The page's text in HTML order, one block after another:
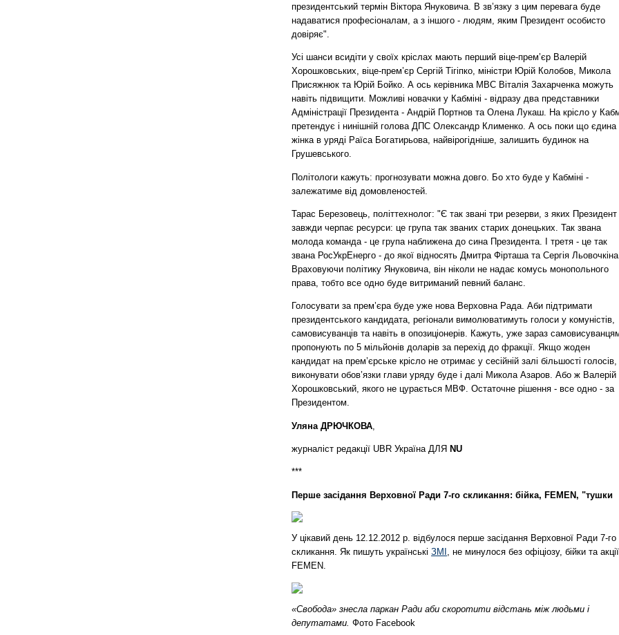
президентський термін Віктора Януковича. В зв’язку з цим перевага буде
надаватися професіоналам, а з іншого - людям, яким Президент особисто
довіряє".
Усі шанси всидіти у своїх кріслах мають перший віце-прем’єр Валерій
Хорошковських, віце-прем’єр Сергій Тігіпко, міністри Юрій Колобов, Микола
Присяжнюк та Юрій Бойко. А ось керівника МВС Віталія Захарченка можуть
навіть підвищити. Можливі новачки у Кабміні - відразу два представники
Адміністрації Президента - Андрій Портнов та Олена Лукаш. На крісло у
претендує і нинішній голова ДПС Олександр Клименко. А ось поки що єдина
жінка в уряді Раїса Богатирьова, найвірогідніше, залишить будинок на
Грушевського.
Політологи кажуть: прогнозувати можна довго. Бо хто буде у Кабміні -
залежатиме від домовленостей.
Тарас Березовець, політтехнолог: "Є так звані три резерви, з яких Президент
завжди черпає ресурси: це група так званих старих донецьких. Так звана
молода команда - це група наближена до сина Президента. І третя - це так
звана РосУкрЕнерго - до якої відносять Дмитра Фірташа та Сергія Льовочкіна.
Враховуючи політику Януковича, він ніколи не надає комусь монопольного
права, тобто все одно буде витриманий певний баланс.
Голосувати за прем’єра буде уже нова Верховна Рада. Аби підтримати
президентського кандидата, регіонали вимолюватимуть голоси у комуністів,
самовисуванців та навіть в опозиціонерів. Кажуть, уже зараз
пропонують по 5 мільйонів доларів за перехід до фракції. Якщо жоден
кандидат на прем’єрське крісло не отримає у сесійній залі більшості голосів,
виконувати обов’язки глави уряду буде і далі Микола Азаров. Або ж Валерій
Хорошковський, якого не цурається МВФ. Остаточне рішення - все одно - за
Президентом.
Уляна ДРЮЧКОВА
журналіст редакції UBR Україна ДЛЯ NU
***
Перше засідання Верховної Ради 7-го скликання: бійка, FEMEN, "тушки
У цікавий день 12.12.2012 р. відбулося перше засідання Верховної Ради 7-го
скликання. Як пишуть українські ЗМІ , не минулося без офіціозу, бійки та акції
FEMEN.
«Свобода» знесла паркан Ради аби скоротити відстань між людьми і
депутатами. Фото Facebook